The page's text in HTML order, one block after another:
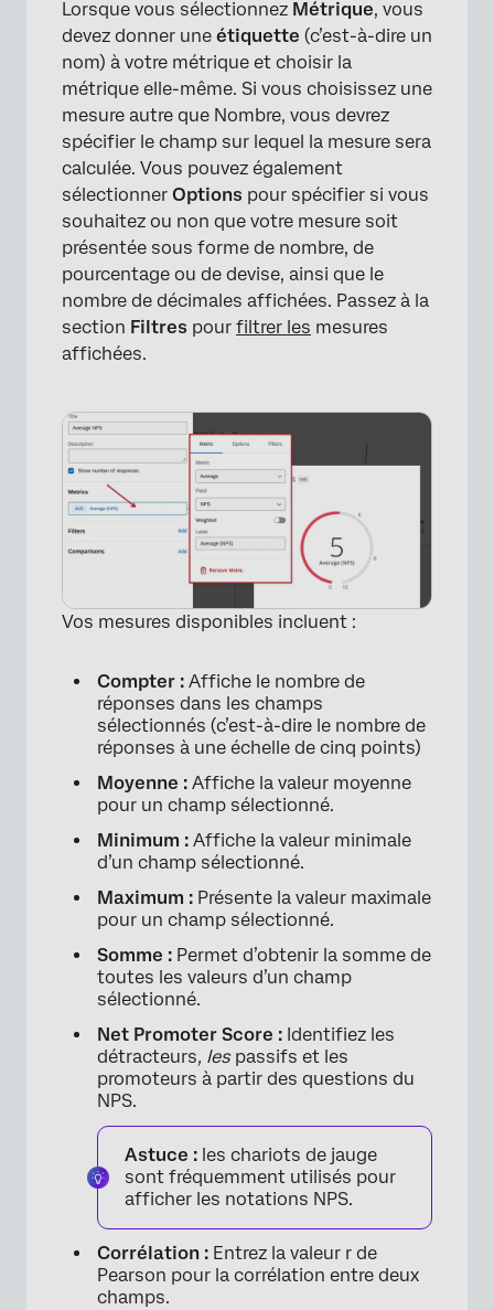
Lorsque vous sélectionnez Métrique, vous
devez donner une étiquette (c’est-à-dire un
nom) à votre métrique et choisir la
métrique elle-même. Si vous choisissez une
mesure autre que Nombre, vous devrez
spécifier le champ sur lequel la mesure sera
calculée. Vous pouvez également
sélectionner Options pour spécifier si vous
souhaitez ou non que votre mesure soit
présentée sous forme de nombre, de
pourcentage ou de devise, ainsi que le
nombre de décimales affichées. Passez à la
section Filtres pour filtrer les mesures
affichées.
Vos mesures disponibles incluent :
Compter : Affiche le nombre de
réponses dans les champs
sélectionnés (c’est-à-dire le nombre de
réponses à une échelle de cinq points)
Moyenne : Affiche la valeur moyenne
pour un champ sélectionné.
Minimum : Affiche la valeur minimale
d’un champ sélectionné.
Maximum : Présente la valeur maximale
pour un champ sélectionné.
Somme : Permet d’obtenir la somme de
toutes les valeurs d’un champ
sélectionné.
Net Promoter Score : Identifiez les
détracteurs, lespassifs et les
promoteurs à partir des questions du
NPS.
Astuce : les chariots de jauge
sont fréquemment utilisés pour
afficher les notations NPS.
Corrélation : Entrez la valeur r de
Pearson pour la corrélation entre deux
champs.